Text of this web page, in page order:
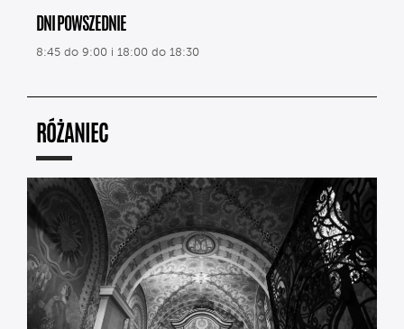
DNI POWSZEDNIE
8:45 do 9:00 i 18:00 do 18:30
RÓŻANIEC